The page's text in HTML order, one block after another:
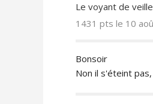
Le voyant de
1431 pts le 10
Bonsoir
Non il s'éteint